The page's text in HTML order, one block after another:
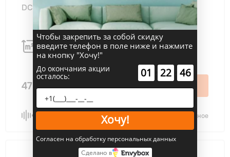
DC EU Inverter
50 м2 55 дБ
47 000 ₽ В корзину
Сравнить В избранное
Чтобы закрепить за собой скидку
введите телефон в поле ниже и нажмите
на кнопку "Хочу!"
До окончания акции
осталось: 01 22 46
Хочу!
Согласен на обработку персональных данных
Сделано в